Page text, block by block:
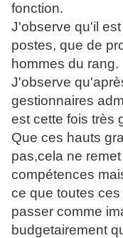
fonction.
J'observe qu'il
postes, que de
hommes du rang.
J'observe
gestionnaires
est cette fois très
Que ces hauts
pas,cela ne
compétences
ce que toutes
passer comme
budgetairement